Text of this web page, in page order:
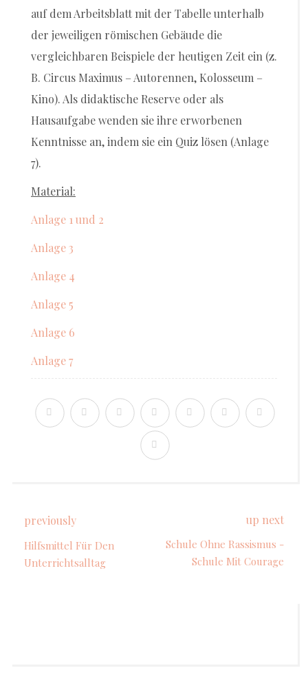
auf dem Arbeitsblatt mit der Tabelle unterhalb
der jeweiligen römischen Gebäude die
vergleichbaren Beispiele der heutigen Zeit ein (z.
B. Circus Maximus – Autorennen, Kolosseum –
Kino). Als didaktische Reserve oder als
Hausaufgabe wenden sie ihre erworbenen
Kenntnisse an, indem sie ein Quiz lösen (Anlage
7).
Material:
Anlage 1 und 2
Anlage 3
Anlage 4
Anlage 5
Anlage 6
Anlage 7
previously
Hilfsmittel Für Den
Unterrichtsalltag
up next
Schule Ohne Rassismus -
Schule Mit Courage